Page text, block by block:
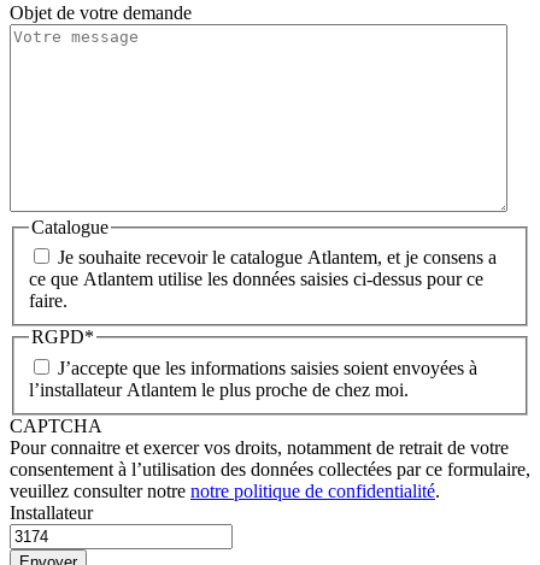
Objet de votre demande
Catalogue
Je souhaite recevoir le catalogue Atlantem, et je consens a
ce que Atlantem utilise les données saisies ci-dessus pour ce
faire.
RGPD*
J’accepte que les informations saisies soient envoyées à
l’installateur Atlantem le plus proche de chez moi.
CAPTCHA
Pour connaitre et exercer vos droits, notamment de retrait de votre
consentement à l’utilisation des données collectées par ce formulaire,
veuillez consulter notre notre politique de confidentialité.
Installateur